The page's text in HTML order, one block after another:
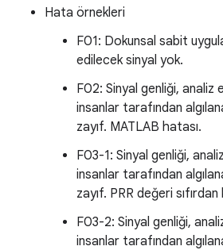
Hata örnekleri
F01: Dokunsal sabit
edilecek sinyal yok.
F02: Sinyal genliği, analiz
insanlar tarafından
zayıf. MATLAB hatası.
F03-1: Sinyal genliği,
insanlar tarafından
zayıf. PRR değeri
F03-2: Sinyal genliği,
insanlar tarafından